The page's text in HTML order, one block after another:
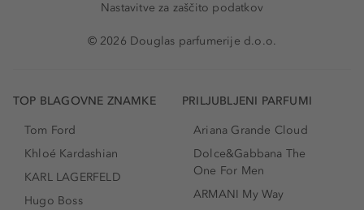
Nastavitve za zaščito podatkov
© 2026 Douglas parfumerije d.o.o.
TOP BLAGOVNE ZNAMKE
Tom Ford
Khloé Kardashian
KARL LAGERFELD
Hugo Boss
PRILJUBLJENI PARFUMI
Ariana Grande Cloud
Dolce&Gabbana The
One For Men
ARMANI My Way